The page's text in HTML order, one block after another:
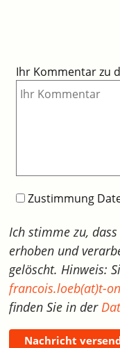
Ihr Kommentar zu
Zustimmung
Ich stimme zu,
erhoben und
gelöscht. Hinweis:
francois.loeb(at)t-
finden Sie in der
Nachricht